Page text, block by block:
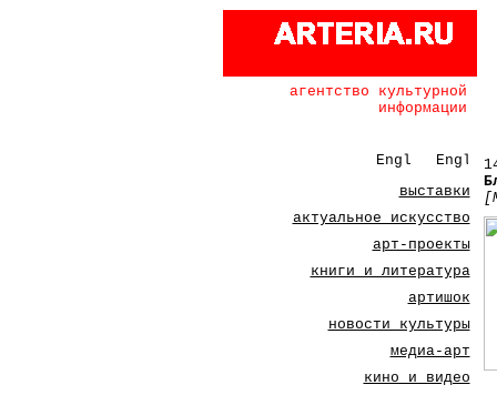
агентство культурной
информации
выставки
актуальное искусство
арт-проекты
книги и литература
артишок
новости культуры
медиа-арт
кино и видео